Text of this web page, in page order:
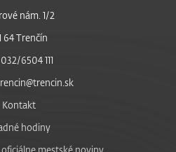
nám. 1/2
64 Trenčín
6504 111
Kontakt
hodiny